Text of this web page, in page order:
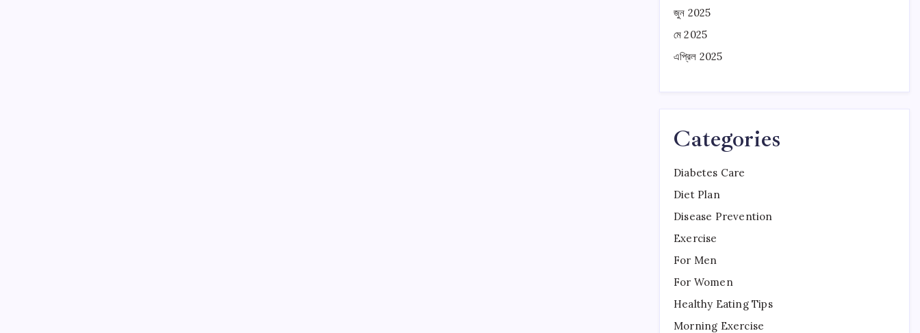
জুন 2025
মে 2025
এপ্রিল 2025
Categories
Diabetes Care
Diet Plan
Disease Prevention
Exercise
For Men
For Women
Healthy Eating Tips
Morning Exercise